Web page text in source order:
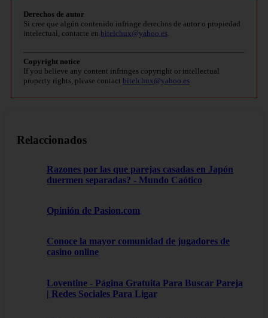
Derechos de autor
Si cree que algún contenido infringe derechos de autor o propiedad
intelectual, contacte en bitelchux@yahoo.es.
Copyright notice
If you believe any content infringes copyright or intellectual
property rights, please contact bitelchux@yahoo.es.
Relaccionados
Razones por las que parejas casadas en Japón
duermen separadas? - Mundo Caótico
Opinión de Pasion.com
Conoce la mayor comunidad de jugadores de
casino online
Loventine - Página Gratuita Para Buscar Pareja
| Redes Sociales Para Ligar